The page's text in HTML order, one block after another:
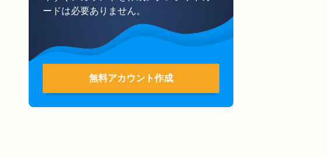
ードは必要ありません。
無料アカウント作成